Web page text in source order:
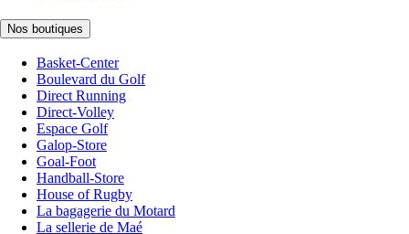
Nos boutiques
Basket-Center
Boulevard du Golf
Direct Running
Direct-Volley
Espace Golf
Galop-Store
Goal-Foot
Handball-Store
House of Rugby
La bagagerie du Motard
La sellerie de Maé